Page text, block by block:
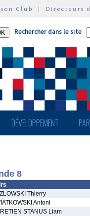
Club | Directeurs
Rechercher dans le site
DÉVELOPPEMENT
8
Thierry
Antoni
STANUS Liam